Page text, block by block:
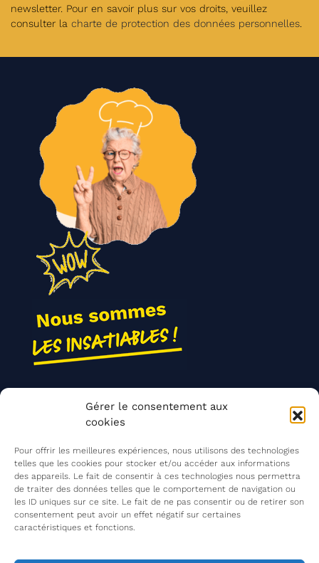
Gérer le consentement aux
cookies
Pour offrir les meilleures expériences, nous utilisons des technologies
telles que les cookies pour stocker et/ou accéder aux informations
des appareils. Le fait de consentir à ces technologies nous permettra
de traiter des données telles que le comportement de navigation ou
les ID uniques sur ce site. Le fait de ne pas consentir ou de retirer son
consentement peut avoir un effet négatif sur certaines
caractéristiques et fonctions.
newsletter. Pour en savoir plus sur vos droits, veuillez
consulter la charte de protection des données personnelles
Agir ensemble
Mentions légales
Politique de confidentialité
Les Insatiables, une association du